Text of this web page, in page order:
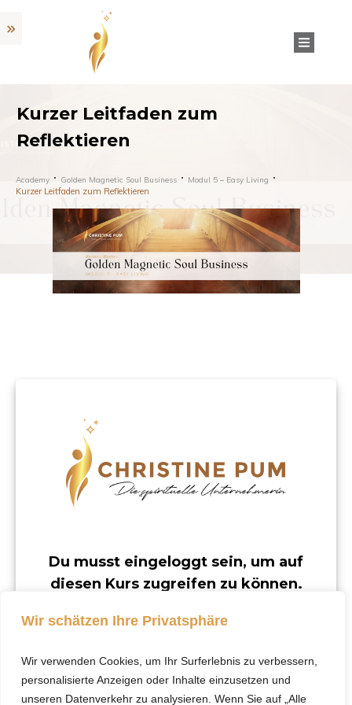
Wir schätzen Ihre Privatsphäre
Wir verwenden Cookies, um Ihr Surferlebnis zu verbessern,
personalisierte Anzeigen oder Inhalte einzusetzen und
unseren Datenverkehr zu analysieren. Wenn Sie auf „Alle
Kurzer Leitfaden zum
Reflektieren
Academy Golden Magnetic Soul Business Modul 5 – Easy Living
Kurzer Leitfaden zum Reflektieren
Du musst eingeloggt sein, um auf
diesen Kurs zugreifen zu können.
verfügbar.
Klicke hier, um dich
einzuloggen.